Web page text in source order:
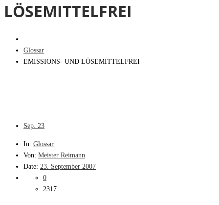
LÖSEMITTELFREI
Glossar
EMISSIONS- UND LÖSEMITTELFREI
Sep. 23
In: Glossar
Von: Meister Reimann
Date: 23. September 2007
0
2317